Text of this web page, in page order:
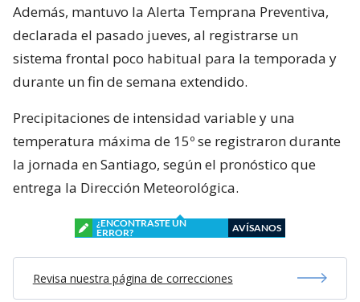
Además, mantuvo la Alerta Temprana Preventiva,
declarada el pasado jueves, al registrarse un
sistema frontal poco habitual para la temporada y
durante un fin de semana extendido.
Precipitaciones de intensidad variable y una
temperatura máxima de 15º se registraron durante
la jornada en Santiago, según el pronóstico que
entrega la Dirección Meteorológica.
¿ENCONTRASTE UN
ERROR?
AVÍSANOS
Revisa nuestra página de correcciones